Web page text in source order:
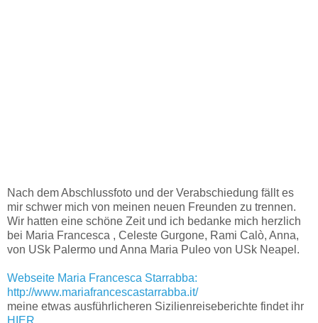
Nach dem Abschlussfoto und der Verabschiedung fällt es
mir schwer mich von meinen neuen Freunden zu trennen.
Wir hatten eine schöne Zeit und ich bedanke mich herzlich
bei Maria Francesca , Celeste Gurgone, Rami Calò, Anna,
von USk Palermo und Anna Maria Puleo von USk Neapel.
Webseite Maria Francesca Starrabba:
http://www.mariafrancescastarrabba.it/
meine etwas ausführlicheren Sizilienreiseberichte findet ihr
HIER